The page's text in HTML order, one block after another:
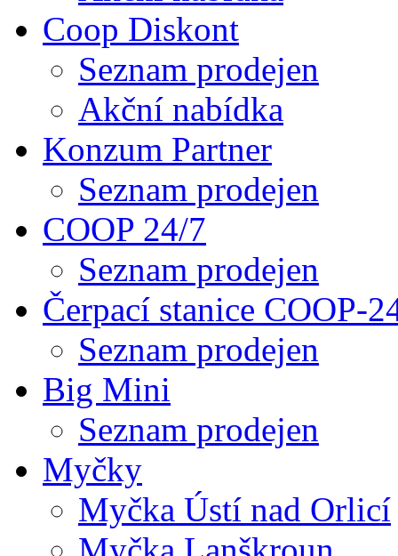
Coop Diskont
Seznam prodejen
Akční nabídka
Konzum Partner
Seznam prodejen
COOP 24/7
Seznam prodejen
Čerpací stanice COOP-
Seznam prodejen
Big Mini
Seznam prodejen
Myčky
Myčka Ústí nad Orlicí